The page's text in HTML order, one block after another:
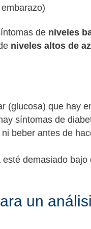
de niveles
niveles altos de
(glucosa) que hay
síntomas de
beber antes de
demasiado bajo
un